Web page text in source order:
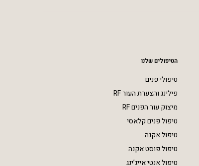
הטיפולים שלנו
טיפולי פנים
פילינג והצערת העור RF
מיצוק עור הפנים RF
טיפול פנים קלאסי
טיפול אקנה
טיפול פוסט אקנה
טיפול אנטי אייג’ינג